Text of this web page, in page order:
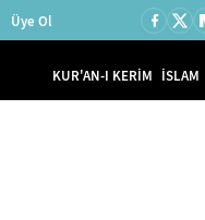
Üye Ol
KUR'AN-I KERİM İSLAM